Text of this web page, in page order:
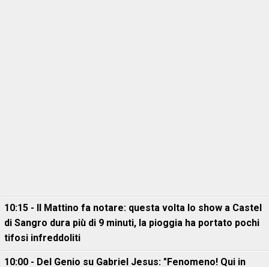
10:15 - Il Mattino fa notare: questa volta lo show a Castel
di Sangro dura più di 9 minuti, la pioggia ha portato pochi
tifosi infreddoliti
10:00 - Del Genio su Gabriel Jesus: "Fenomeno! Qui in